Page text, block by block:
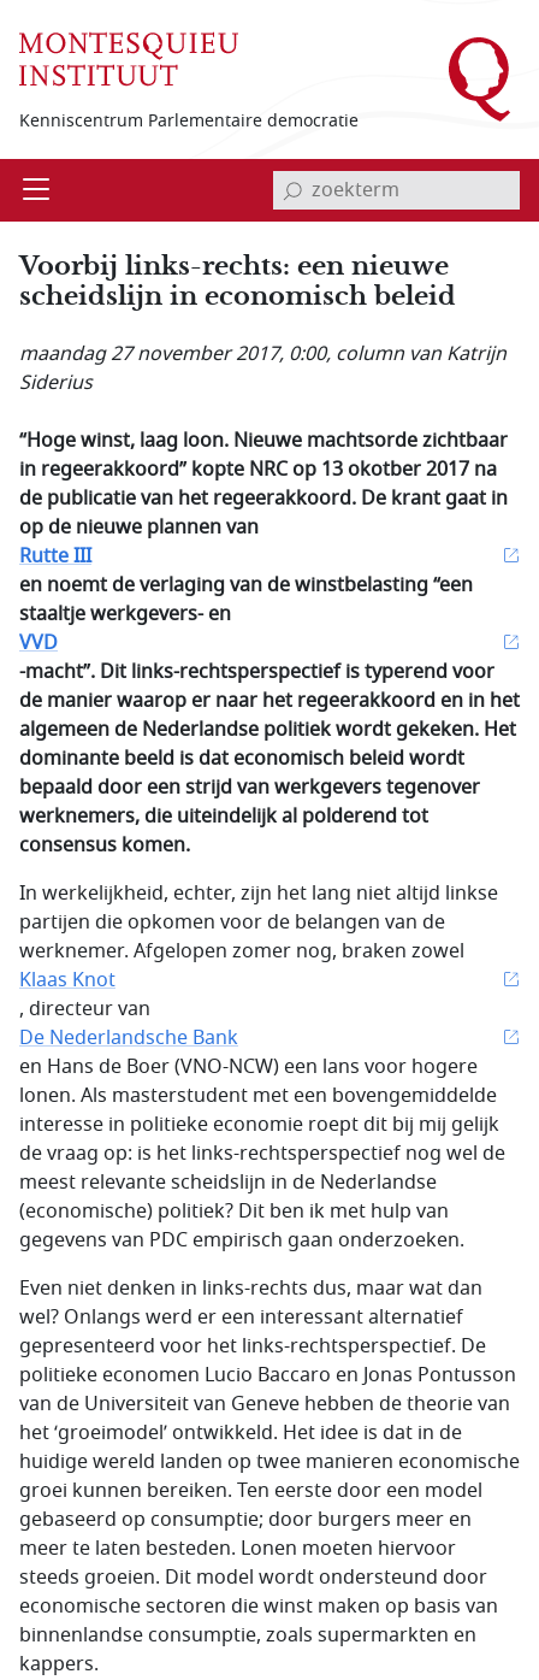
Kenniscentrum Parlementaire democratie
Open invoerveld zoekterm
Voorbij links-rechts: een nieuwe
scheidslijn in economisch beleid
maandag 27 november 2017, 0:00, column van Katrijn
Siderius
“Hoge winst, laag loon. Nieuwe machtsorde zichtbaar
in regeerakkoord” kopte NRC op 13 okotber 2017 na
de publicatie van het regeerakkoord. De krant gaat in
op de nieuwe plannen van
Rutte III
en noemt de verlaging van de winstbelasting “een
staaltje werkgevers- en
VVD
-macht”. Dit links-rechtsperspectief is typerend voor
de manier waarop er naar het regeerakkoord en in het
algemeen de Nederlandse politiek wordt gekeken. Het
dominante beeld is dat economisch beleid wordt
bepaald door een strijd van werkgevers tegenover
werknemers, die uiteindelijk al polderend tot
consensus komen.
In werkelijkheid, echter, zijn het lang niet altijd linkse
partijen die opkomen voor de belangen van de
werknemer. Afgelopen zomer nog, braken zowel
Klaas Knot
, directeur van
De Nederlandsche Bank
en Hans de Boer (VNO-NCW) een lans voor hogere
lonen. Als masterstudent met een bovengemiddelde
interesse in politieke economie roept dit bij mij gelijk
de vraag op: is het links-rechtsperspectief nog wel de
meest relevante scheidslijn in de Nederlandse
(economische) politiek? Dit ben ik met hulp van
gegevens van PDC empirisch gaan onderzoeken.
Even niet denken in links-rechts dus, maar wat dan
wel? Onlangs werd er een interessant alternatief
gepresenteerd voor het links-rechtsperspectief. De
politieke economen Lucio Baccaro en Jonas Pontusson
van de Universiteit van Geneve hebben de theorie van
het ‘groeimodel’ ontwikkeld. Het idee is dat in de
huidige wereld landen op twee manieren economische
groei kunnen bereiken. Ten eerste door een model
gebaseerd op consumptie; door burgers meer en
meer te laten besteden. Lonen moeten hiervoor
steeds groeien. Dit model wordt ondersteund door
economische sectoren die winst maken op basis van
binnenlandse consumptie, zoals supermarkten en
kappers.